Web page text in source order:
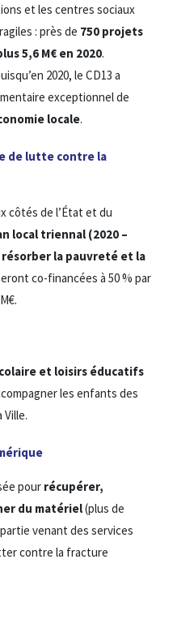
et les centres sociaux
: près de 750 projets
5,6 M€ en 2020.
2020, le CD13 a
exceptionnel de
locale.
de lutte contre la
côtés de l’État et du
local triennal (2020 –
la pauvreté et la
co-financées à 50 % par
et loisirs éducatifs
les enfants des
pour récupérer,
du matériel(plus de
venant des services
contre la fracture